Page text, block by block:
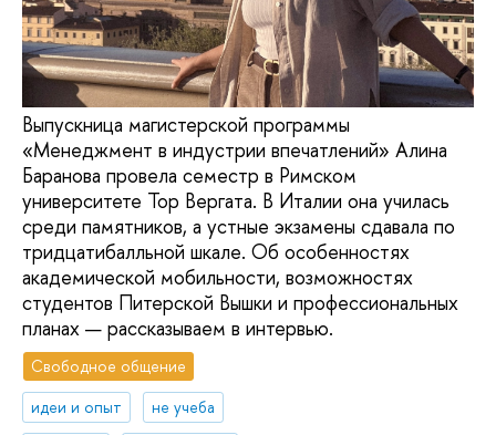
Выпускница магистерской программы
«Менеджмент в индустрии впечатлений» Алина
Баранова провела семестр в Римском
университете Тор Вергата. В Италии она училась
среди памятников, а устные экзамены сдавала по
тридцатибалльной шкале. Об особенностях
академической мобильности, возможностях
студентов Питерской Вышки и профессиональных
планах — рассказываем в интервью.
Свободное общение
идеи и опыт
не учеба